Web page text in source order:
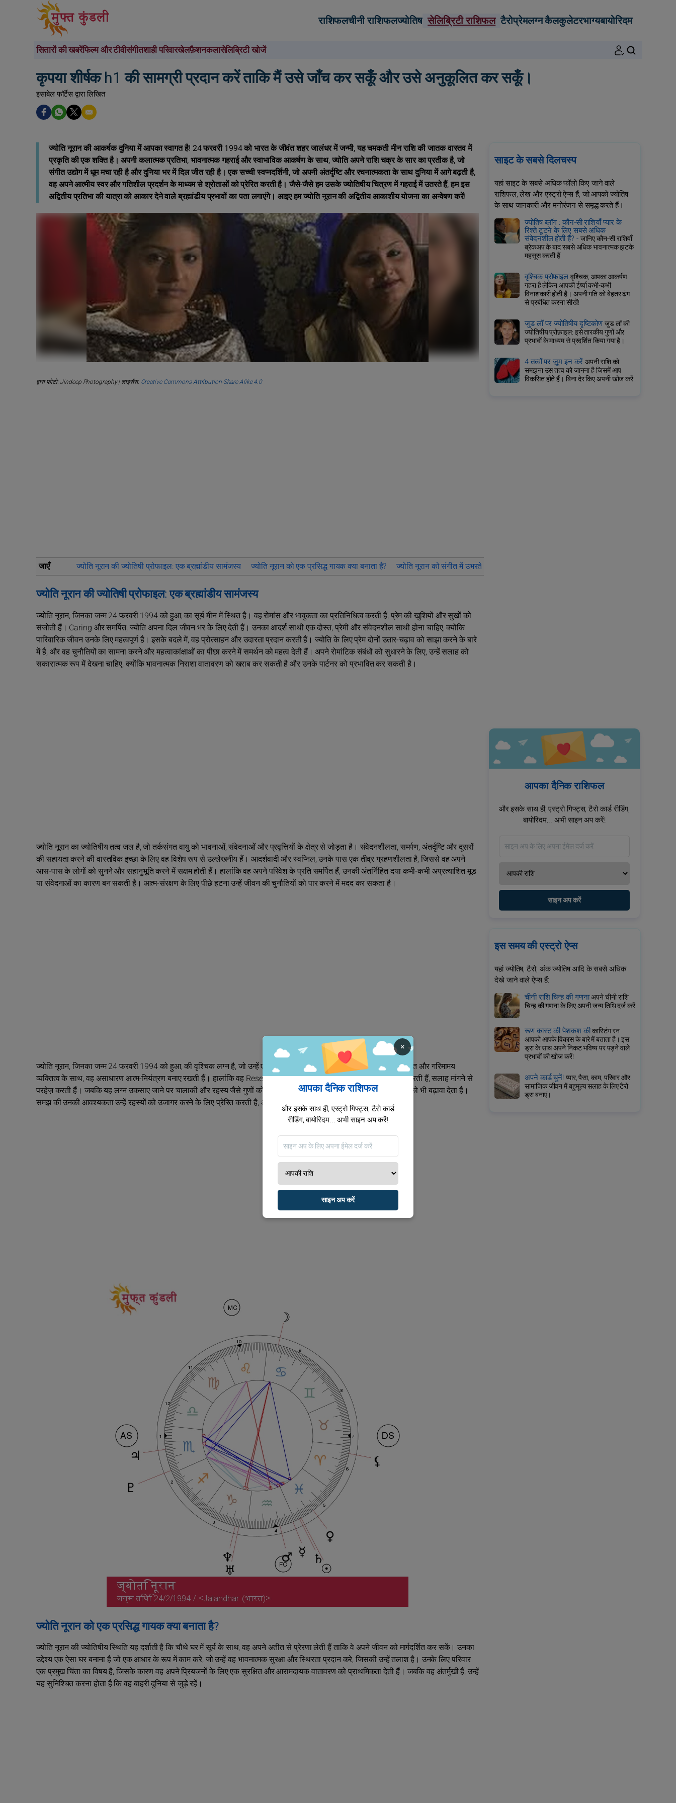
राशिफलचीनी राशिफलज्योतिष सेलिब्रिटी राशिफल टैरोप्रेमलग्न कैलकुलेटरभाग्यबायोरिदम
सितारों की खबरेंफिल्म और टीवीसंगीतशाही परिवारखेलफ़ैशनकलासेलिब्रिटी खोजें
कृपया शीर्षक h1 की सामग्री प्रदान करें ताकि मैं उसे जाँच कर सकूँ और उसे अनुकूलित कर सकूँ।
इसाबेल फॉर्टेस द्वारा लिखित
ज्योति नूरान की आकर्षक दुनिया में आपका स्वागत है! 24 फरवरी 1994 को भारत के जीवंत शहर जालंधर में जन्मी, यह चमकती मीन राशि की जातक वास्तव में
प्रकृति की एक शक्ति है। अपनी कलात्मक प्रतिभा, भावनात्मक गहराई और स्वाभाविक आकर्षण के साथ, ज्योति अपने राशि चक्र के सार का प्रतीक है, जो
संगीत उद्योग में धूम मचा रही है और दुनिया भर में दिल जीत रही है। एक सच्ची स्वप्नदर्शिनी, जो अपनी अंतर्दृष्टि और रचनात्मकता के साथ दुनिया में आगे बढ़ती है,
वह अपने आत्मीय स्वर और गतिशील प्रदर्शन के माध्यम से श्रोताओं को प्रेरित करती है। जैसे-जैसे हम उसके ज्योतिषीय चित्रण में गहराई में उतरते हैं, हम इस
अद्वितीय प्रतिभा की यात्रा को आकार देने वाले ब्रह्मांडीय प्रभावों का पता लगाएंगे। आइए हम ज्योति नूरान की अद्वितीय आकाशीय योजना का अन्वेषण करें!
द्वारा फोटो: Jindeep Photography | लाइसेंस: Creative Commons Attribution-Share Alike 4.0
जाएँ ज्योति नूरान की ज्योतिषी प्रोफाइल: एक ब्रह्मांडीय सामंजस्य ज्योति नूरान को एक प्रसिद्ध गायक क्या बनाता है? ज्योति नूरान को संगीत में उभरते सितारे बनाने वाली बातें क्या हैं?
ज्योति नूरान की ज्योतिषी प्रोफाइल: एक ब्रह्मांडीय सामंजस्य
ज्योति नूरान, जिनका जन्म 24 फरवरी 1994 को हुआ, का सूर्य मीन में स्थित है। वह रोमांस और भावुकता का प्रतिनिधित्व करती हैं, प्रेम की खुशियों और सुखों को
संजोती हैं। Caring और समर्पित, ज्योति अपना दिल जीवन भर के लिए देती हैं। उनका आदर्श साथी एक दोस्त, प्रेमी और संवेदनशील साथी होना चाहिए, क्योंकि
पारिवारिक जीवन उनके लिए महत्वपूर्ण है। इसके बदले में, वह प्रोत्साहन और उदारता प्रदान करती हैं। ज्योति के लिए प्रेम दोनों उतार-चढ़ाव को साझा करने के बारे
में है, और वह चुनौतियों का सामना करने और महत्वाकांक्षाओं का पीछा करने में समर्थन को महत्व देती हैं। अपने रोमांटिक संबंधों को सुधारने के लिए, उन्हें सलाह को
सकारात्मक रूप में देखना चाहिए, क्योंकि भावनात्मक निराशा वातावरण को खराब कर सकती है और उनके पार्टनर को प्रभावित कर सकती है।
ज्योति नूरान का ज्योतिषीय तत्व जल है, जो तर्कसंगत वायु को भावनाओं, संवेदनाओं और प्रवृत्तियों के क्षेत्र से जोड़ता है। संवेदनशीलता, समर्पण, अंतर्दृष्टि और दूसरों
की सहायता करने की वास्तविक इच्छा के लिए वह विशेष रूप से उल्लेखनीय हैं। आदर्शवादी और स्वप्निल, उनके पास एक तीव्र ग्रहणशीलता है, जिससे वह अपने
आस-पास के लोगों को सुनने और सहानुभूति करने में सक्षम होती हैं। हालांकि वह अपने परिवेश के प्रति समर्पित हैं, उनकी अंतर्निहित दया कभी-कभी अप्रत्याशित मूड
या संवेदनाओं का कारण बन सकती है। आत्म-संरक्षण के लिए पीछे हटना उन्हें जीवन की चुनौतियों को पार करने में मदद कर सकता है।
ज्योति नूरान, जिनका जन्म 24 फरवरी 1994 को हुआ, की वृश्चिक लग्न है, जो उन्हें एक जटिल और विचारशील मानसिकता देती है। एक गर्वित और गरिमामय
व्यक्तित्व के साथ, वह असाधारण आत्म-नियंत्रण बनाए रखती हैं। हालांकि वह Reserved हैं, ज्योति जीवन को स्वतंत्र रूप से जीना पसंद करती हैं, सलाह मांगने से
परहेज़ करती हैं। जबकि यह लग्न उकसाए जाने पर चालाकी और रहस्य जैसे गुणों को उत्पन्न कर सकता है, यह उनकी激情 और आदर्शवाद को भी बढ़ावा देता है।
समझ की उनकी आवश्यकता उन्हें रहस्यों को उजागर करने के लिए प्रेरित करती है, और वह सच्चाई की खोज में प्रतिबद्ध हैं।
ज्योति नूरान को एक प्रसिद्ध गायक क्या बनाता है?
ज्योति नूरान की ज्योतिषीय स्थिति यह दर्शाती है कि चौथे घर में सूर्य के साथ, वह अपने अतीत से प्रेरणा लेती हैं ताकि वे अपने जीवन को मार्गदर्शित कर सकें। उनका
उद्देश्य एक ऐसा घर बनाना है जो एक आधार के रूप में काम करे, जो उन्हें वह भावनात्मक सुरक्षा और स्थिरता प्रदान करे, जिसकी उन्हें तलाश है। उनके लिए परिवार
एक प्रमुख चिंता का विषय है, जिसके कारण वह अपने प्रियजनों के लिए एक सुरक्षित और आरामदायक वातावरण को प्राथमिकता देती हैं। जबकि वह अंतर्मुखी हैं, उन्हें
यह सुनिश्चित करना होता है कि वह बाहरी दुनिया से जुड़े रहें।
साइट के सबसे दिलचस्प
यहां साइट के सबसे अधिक फॉलो किए जाने वाले
राशिफल, लेख और एस्ट्रो ऐप्स हैं, जो आपको ज्योतिष
के साथ जानकारी और मनोरंजन से समृद्ध करते हैं।
ज्योतिष ब्लॉग : कौन-सी राशियाँ प्यार के
रिश्ते टूटने के लिए सबसे अधिक
संवेदनशील होती हैं? -जानिए कौन-सी राशियाँ
ब्रेकअप के बाद सबसे अधिक भावनात्मक झटके
महसूस करती हैं
वृश्चिक प्रोफाइलवृश्चिक, आपका आकर्षण
गहरा है लेकिन आपकी ईर्ष्या कभी-कभी
विनाशकारी होती है। अपनी गति को बेहतर ढंग
से प्रबंधित करना सीखें!
जुड लॉ पर ज्योतिषीय दृष्टिकोणजुड लॉ की
ज्योतिषीय प्रोफ़ाइल: इसे तारकीय गुणों और
प्रभावों के माध्यम से प्रदर्शित किया गया है।
4 तत्वों पर ज़ूम इन करेंअपनी राशि को
समझना उस तत्व को जानना है जिसमें आप
विकसित होते हैं। बिना देर किए अपनी खोज करें!
आपका दैनिक राशिफल
और इसके साथ ही, एस्ट्रो गिफ्ट्स, टैरो कार्ड रीडिंग,
बायोरिदम... अभी साइन अप करें!
साइन अप करें
इस समय की एस्ट्रो ऐप्स
यहां ज्योतिष, टैरो, अंक ज्योतिष आदि के सबसे अधिक
देखे जाने वाले ऐप्स हैं:
चीनी राशि चिन्ह की गणनाअपने चीनी राशि
चिन्ह की गणना के लिए अपनी जन्म तिथि दर्ज करें
रूण कास्ट की पेशकश कीकास्टिंग रन
आपको आपके विकास के बारे में बताता है। इस
ड्रा के साथ अपने निकट भविष्य पर पड़ने वाले
प्रभावों की खोज करें!
अपने कार्ड चुनें!प्यार, पैसा, काम, परिवार और
सामाजिक जीवन में बहुमूल्य सलाह के लिए टैरो
ड्रा बनाएं।
×
आपका दैनिक राशिफल
और इसके साथ ही, एस्ट्रो गिफ्ट्स, टैरो कार्ड
रीडिंग, बायोरिदम... अभी साइन अप करें!
साइन अप करें